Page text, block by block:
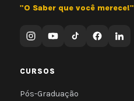
"O Saber que você merece!"
CURSOS
Pós-Graduação